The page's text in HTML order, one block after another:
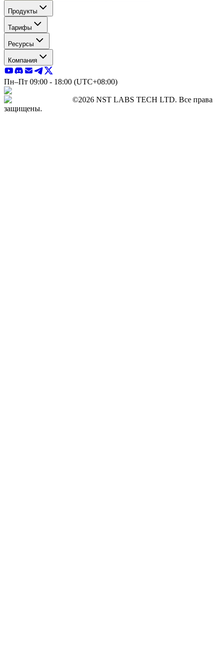
Продукты
Тарифы
Ресурсы
Компания
Пн–Пт 09:00 - 18:00 (UTC+08:00)
©2026 NST LABS TECH LTD. Все права
защищены.